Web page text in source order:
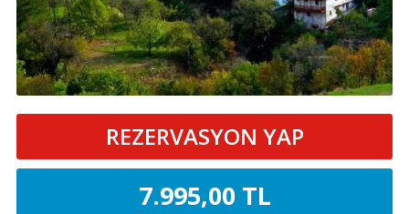
REZERVASYON YAP
7.995,00 TL